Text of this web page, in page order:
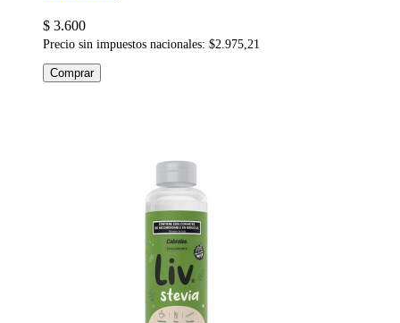
$ 3.600
Precio sin impuestos nacionales: $2.975,21
Comprar